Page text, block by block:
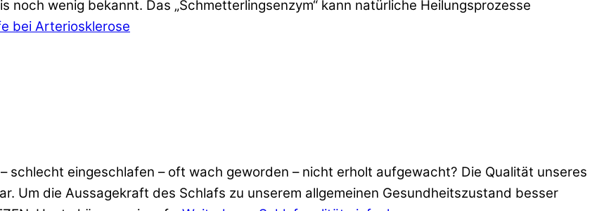
wenig bekannt. Das „Schmetterlingsenzym“ kann natürliche Heilungsprozesse
bei Arteriosklerose
schlecht eingeschlafen – oft wach geworden – nicht erholt aufgewacht? Die Qualität unseres
Um die Aussagekraft des Schlafs zu unserem allgemeinen Gesundheitszustand besser